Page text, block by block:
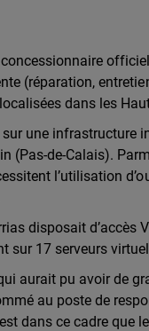
(réparation,
dans les
une
(Pas-de-Calais).
l’utilisation
disposait d’accès
sur 17 serveurs
aurait pu avoir de
au poste de
dans ce cadre que